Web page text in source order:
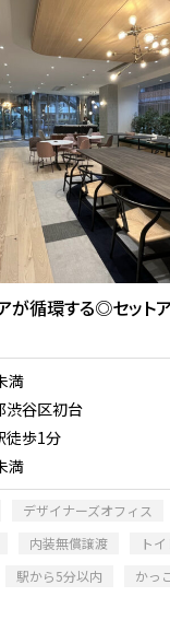
が循環する◎セット
満
渋谷区初台
徒歩1分
満
デザイナーズオフィス
内装無償譲渡
ト
駅から5分以内
かっ